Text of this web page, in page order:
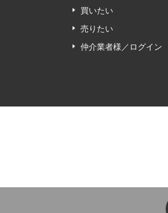
買いたい
売りたい
仲介業者様／ログイン